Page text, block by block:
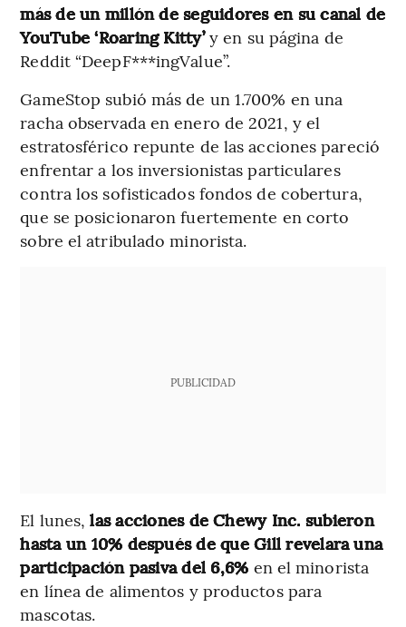
más de un millón de seguidores en su canal de
YouTube ‘Roaring Kitty’y en su página de
Reddit “DeepF***ingValue”.
GameStop subió más de un 1.700% en una
racha observada en enero de 2021, y el
estratosférico repunte de las acciones pareció
enfrentar a los inversionistas particulares
contra los sofisticados fondos de cobertura,
que se posicionaron fuertemente en corto
sobre el atribulado minorista.
PUBLICIDAD
El lunes,las acciones de Chewy Inc. subieron
hasta un 10% después de que Gill revelara una
participación pasiva del 6,6% en el minorista
en línea de alimentos y productos para
mascotas.